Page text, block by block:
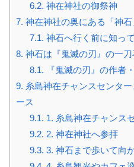
6.2. 神在神社の御祭神
7. 神在神社の奥にある「神石
7.1. 神石へ行く前に知っ
8. 神石は『鬼滅の刃』の一
8.1. 『鬼滅の刃』の作者
9. 糸島神在チャンスセンタ
ース
9.1. 1. 糸島神在チャンス
9.2. 2. 神在神社へ参拝
9.3. 3. 神石まで歩いて向